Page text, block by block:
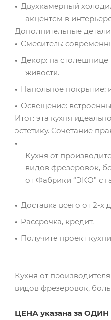
Двухкамерный
акцентом в
Дополнительные
Смеситель:
Декор: на столешнице
живости.
Напольное покрытие:
Освещение:
Итог: эта кухня
эстетику. Сочетание
Кухня от
видов фрезеровок,
от Фабрики “ЭКО” с
Доставка всего от 2-х
Рассрочка, кредит.
Получите проект
Кухня от
видов фрезеровок,
ЦЕНА указана за ОДИН